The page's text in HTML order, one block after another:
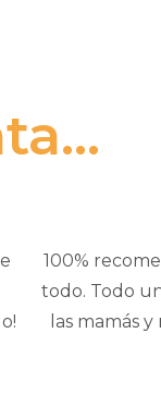
100%
todo. Todo
las mamás